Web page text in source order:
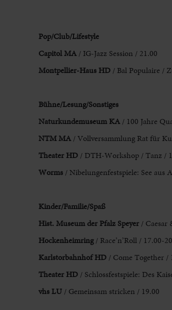
Pop/Club/Lifestyle
Capitol MA/ IG-Jazz Session / 21.00
Montpellier-Haus HD/ Bal Populaire /
Bühne/Lesung/Sonstiges
Naturkundemuseum KA / 100 Jahre
NTMMA/ Vollversammlung Rat für
Theater HD / DTH-Workshop / Tanz /
Worms / Nibelungenfestspiele: See aus
Kinder/Familie/Spaß
Hist. Museum der Pfalz Speyer / Caesar
Hockenheimring/ Race’n’Roll / 17.00-
Karlstorbahnhof HD / Come Together /
Theater HD / Schlossfestspiele: Des
vhs LU/ Gemeinsamstricken / 19.00